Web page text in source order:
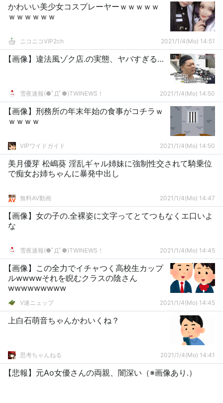
かわいい美少女コスプレーヤーｗｗｗｗｗ
ｗｗｗｗｗｗ
ニコニコVIP2ch 2021/1/4(Mo) 14:51
【画像】違法風ゾク店.の実態、ヤバすぎる…
雪夜速報(●ﾟДﾟ●)TWINEWS！ 2021/1/4(Mo) 14:50
【画像】刑務所の年末年始の食事がコチラｗ
ｗｗｗｗ
VIPワイドガイド 2021/1/4(Mo) 14:50
美月優芽 松嶋葵 淫乱ギャル姉妹に強制性交されて騎乗位
で痴女お姉ちゃんに暴発中出し
無料AV動画 2021/1/4(Mo) 14:47
【画像】女の子の.全裸姿に文字ってとてつもなくエ口いよ
な
雪夜速報(●ﾟДﾟ●)TWINEWS！ 2021/1/4(Mo) 14:45
【画像】この全力でイチャつく高校生カップ
ルwwwwそれを睨むクラスの陰さん
wwwwwwwww
V速ニュップ 2021/1/4(Mo) 14:45
上白石萌音ちゃんかわいくね？
思考ちゃんねる 2021/1/4(Mo) 14:41
【悲報】元Ao女優さんの両親、闇深い（※画像あり.）